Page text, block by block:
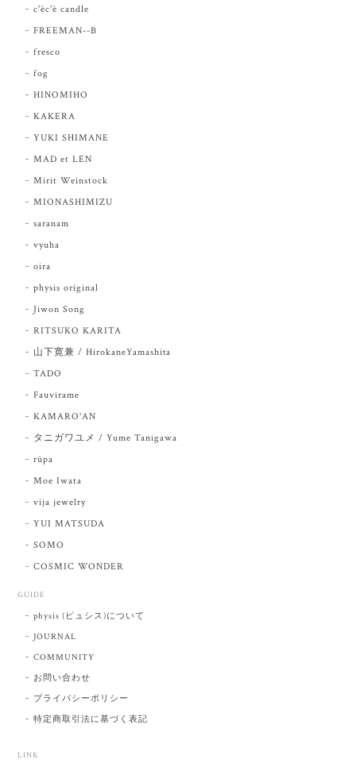
c'èc'è candle
FREEMAN--B
fresco
fog
HINOMIHO
KAKERA
YUKI SHIMANE
MAD et LEN
Mirit Weinstock
MIONASHIMIZU
saranam
vyuha
oira
physis original
Jiwon Song
RITSUKO KARITA
山下寛兼 / HirokaneYamashita
TADO
Fauvirame
KAMARO'AN
タニガワユメ / Yume Tanigawa
rūpa
Moe Iwata
vija jewelry
YUI MATSUDA
SOMO
COSMIC WONDER
GUIDE
physis (ピュシス)について
JOURNAL
COMMUNITY
お問い合わせ
プライバシーポリシー
特定商取引法に基づく表記
LINK